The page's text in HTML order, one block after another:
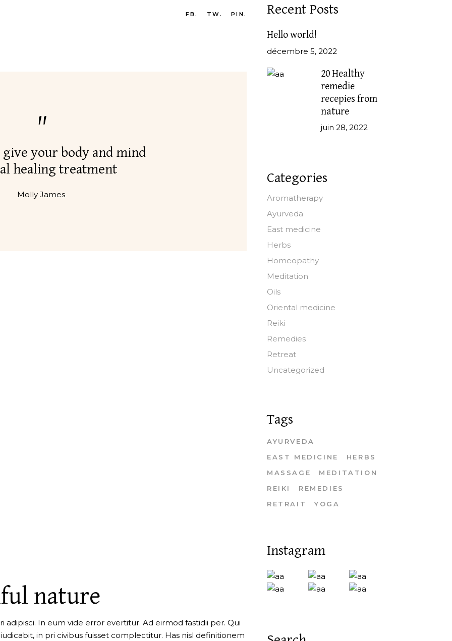
FB. TW. PIN.
give your body and mind
healing treatment
Molly James
nature
In eum vide error evertitur. Ad eirmod fastidii per. Qui
in pri civibus fuisset complectitur. Has nisl definitionem
Recent Posts
Hello world!
décembre 5, 2022
20 Healthy
remedie
recepies from
nature
juin 28, 2022
Categories
Aromatherapy
Ayurveda
East medicine
Herbs
Homeopathy
Meditation
Oils
Oriental medicine
Reiki
Remedies
Retreat
Uncategorized
Tags
AYURVEDA
EAST MEDICINE
HERBS
MASSAGE
MEDITATION
REIKI
REMEDIES
RETRAIT
YOGA
Instagram